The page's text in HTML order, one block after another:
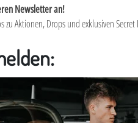
Newsletter an!
zu Aktionen, Drops und exklusiven